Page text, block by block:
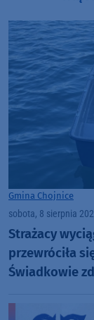
Gmina Chojnice
sobota, 8 sierpnia
Strażacy
przewróciła
Świadkowie